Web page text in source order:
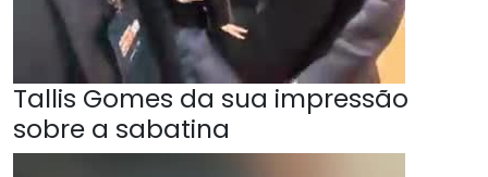
Tallis Gomes da sua impressão
sobre a sabatina